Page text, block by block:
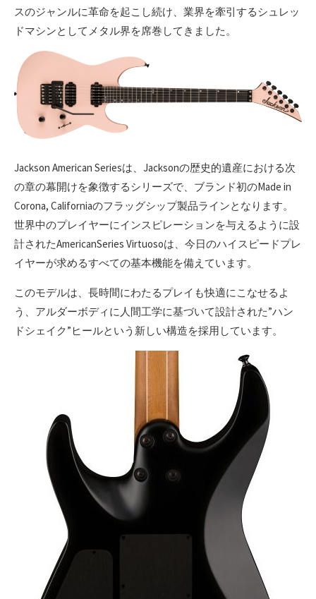
スのジャンルに革命を起こし続け、業界を牽引するシュレッ
ドマシンとしてメタル界を席巻してきました。
Jackson American Seriesは、Jacksonの歴史的遺産における次
の章の幕開けを象徴するシリーズで、ブランド初のMade in
Corona, Californiaのフラッグシップ製品ラインとなります。
世界中のプレイヤーにインスピレーションを与えるように設
計されたAmericanSeries Virtuosoは、今日のハイスピードプレ
イヤーが求めるすべての基本機能を備えています。
このモデルは、長時間にわたるプレイも快適にこなせるよ
う、アルダーボディに人間工学に基づいて設計された”ハン
ドシェイク”ヒールという新しい構造を採用しています。